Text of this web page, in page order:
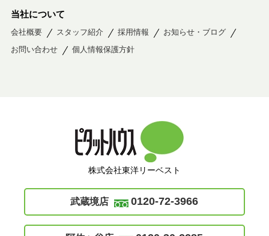
当社について
会社概要 スタッフ紹介 採用情報
お知らせ・ブログ
お問い合わせ
個人情報保護方針
株式会社東洋リーベスト
武蔵境店 0120-72-3966